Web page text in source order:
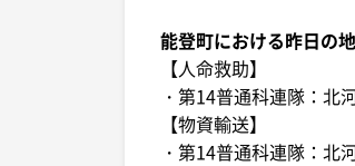
能登町における昨日の
【人命救助】
・第14普通科連隊：北
【物資輸送】
・第14普通科連隊：北